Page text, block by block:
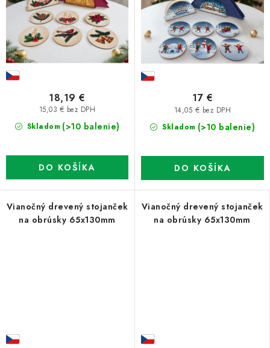
Skladom (>10 balenie)
15,03 € bez DPH
18,19 €
DO KOŠÍKA
Skladom (>10 balenie)
14,05 € bez DPH
17 €
DO KOŠÍKA
Vianočný drevený stojanček
na obrúsky 65x130mm
Vianočný drevený stojanček
na obrúsky 65x130mm